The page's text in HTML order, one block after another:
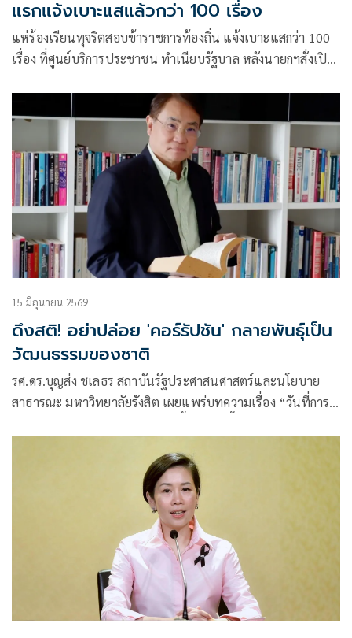
แรกแจ้งเบาะแสแล้วกว่า 100 เรื่อง
แห่ร้องเรียนทุจริตสอบข้าราชการท้องถิ่น แจ้งเบาะแสกว่า 100
เรื่อง ที่ศูนย์บริการประชาชน ทำเนียบรัฐบาล หลังนายกฯสั่งเปิด
15 มิถุนายน 2569
ดึงสติ! อย่าปล่อย 'คอร์รัปชัน' กลายพันธุ์เป็น
วัฒนธรรมของชาติ
รศ.ดร.บุญส่ง ชเลธร สถาบันรัฐประศาสนศาสตร์และนโยบาย
สาธารณะ มหาวิทยาลัยรังสิต เผยแพร่บทความเรื่อง “วันที่การ